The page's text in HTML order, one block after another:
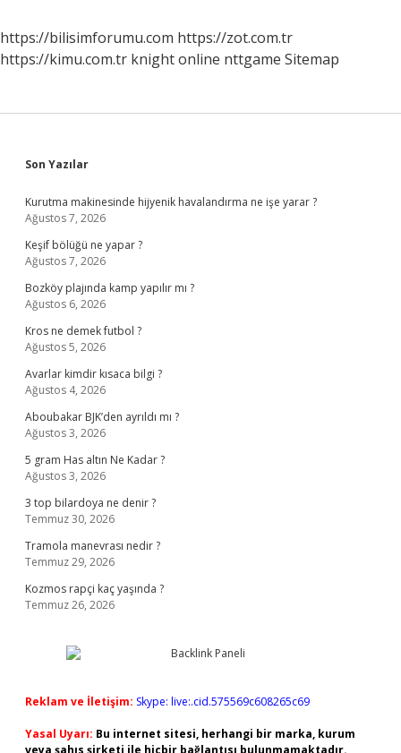
Yazılır
https://bilisimforumu.com https://zot.com.tr
https://kimu.com.tr knight online nttgame Sitemap
Sidebar
Son Yazılar
Kurutma makinesinde hijyenik havalandırma ne işe yarar ?
Ağustos 7, 2026
Keşif bölüğü ne yapar ?
Ağustos 7, 2026
Bozköy plajında kamp yapılır mı ?
Ağustos 6, 2026
Kros ne demek futbol ?
Ağustos 5, 2026
Avarlar kimdir kısaca bilgi ?
Ağustos 4, 2026
Aboubakar BJK’den ayrıldı mı ?
Ağustos 3, 2026
5 gram Has altın Ne Kadar ?
Ağustos 3, 2026
3 top bilardoya ne denir ?
Temmuz 30, 2026
Tramola manevrası nedir ?
Temmuz 29, 2026
Kozmos rapçi kaç yaşında ?
Temmuz 26, 2026
Reklam ve İletişim: Skype: live:.cid.575569c608265c69
Yasal Uyarı: Bu internet sitesi, herhangi bir marka, kurum
veya şahıs şirketi ile hiçbir bağlantısı bulunmamaktadır.